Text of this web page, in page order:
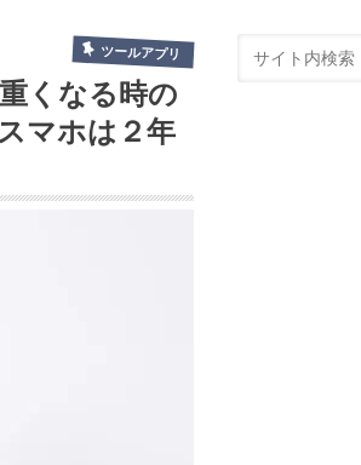
ツールアプリ
くなる時の
マホは２年